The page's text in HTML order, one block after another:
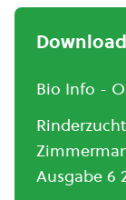
Bio Info -
Ausgabe 6